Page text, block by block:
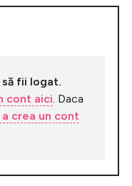
fii logat.
cont aici . Daca
crea un cont